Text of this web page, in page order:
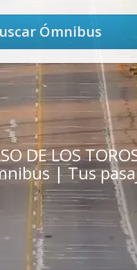
DE LOS
| Tus